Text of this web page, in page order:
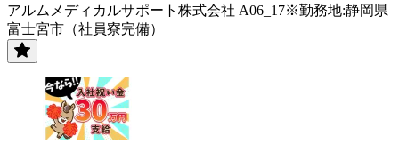
アルムメディカルサポート株式会社 A06_17※勤務地:静岡県
富士宮市（社員寮完備）